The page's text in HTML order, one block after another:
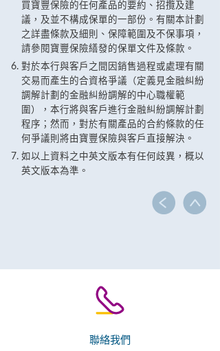
買寶豐保險的任何產品的要約、招攬及建
議，及並不構成保單的一部份。有關本計劃
之詳盡條款及細則、保障範圍及不保事項，
請參閱寶豐保險繕發的保單文件及條款。
對於本行與客戶之間因銷售過程或處理有關
交易而產生的合資格爭議（定義見金融糾紛
調解計劃的金融糾紛調解的中心職權範
圍），本行將與客戶進行金融糾紛調解計劃
程序；然而，對於有關產品的合約條款的任
何爭議則將由寶豐保險與客戶直接解決。
如以上資料之中英文版本有任何歧異，概以
英文版本為準。
聯絡我們